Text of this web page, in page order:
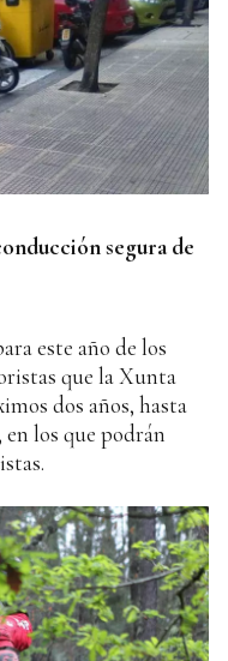
segura de
este año de los
que la Xunta
dos años, hasta
los que podrán